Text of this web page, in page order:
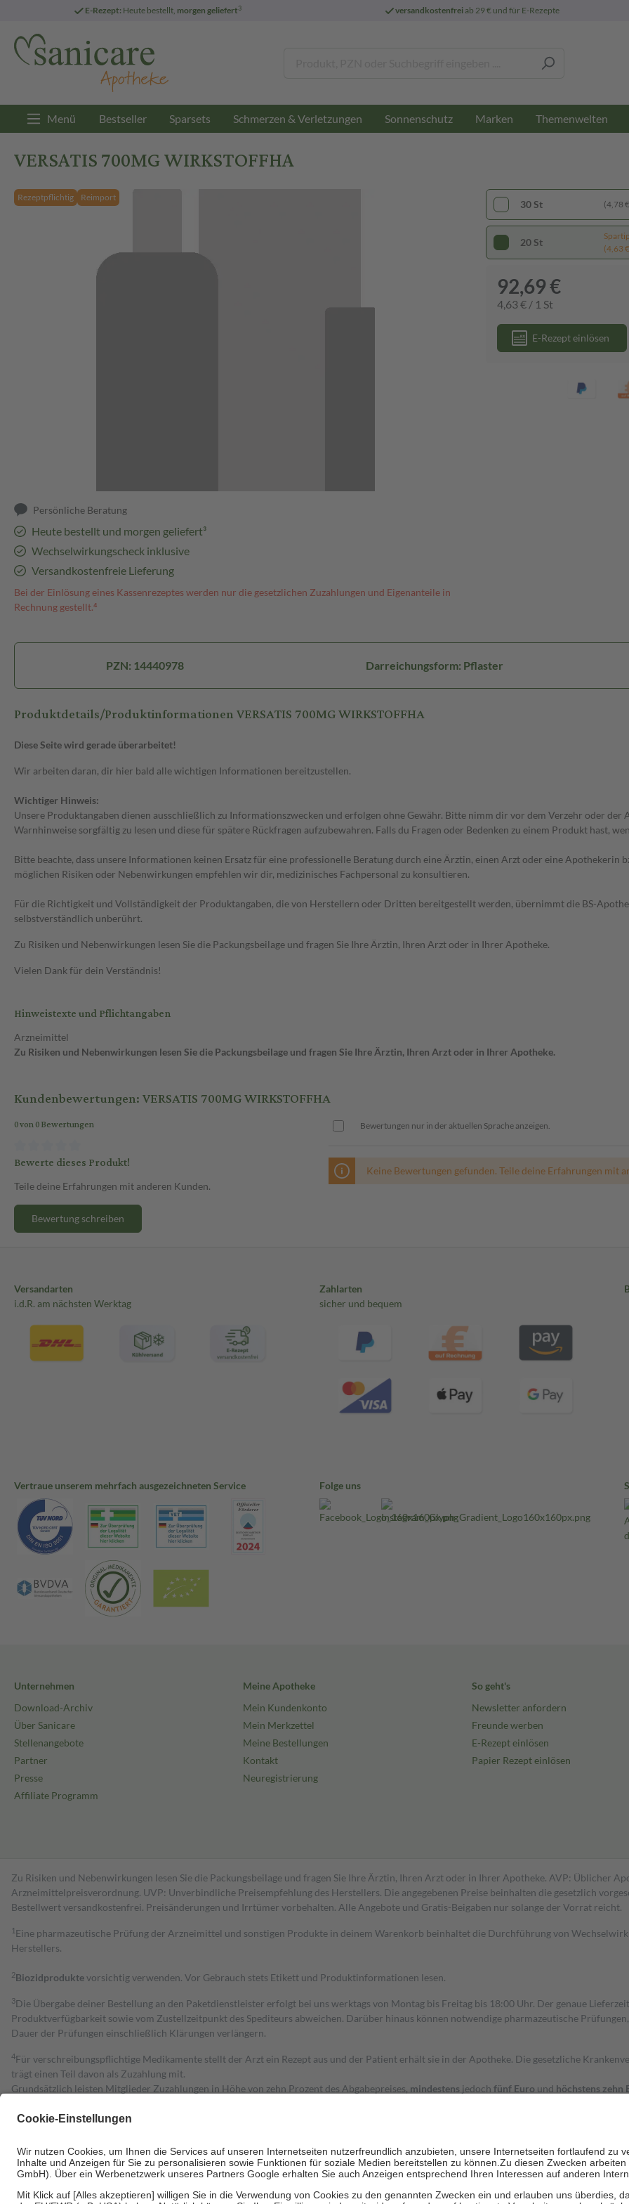
E-Rezept: Heute bestellt, morgen geliefert3 versandkostenfreiab 29 € und für E-Rezepte
Menü Bestseller Sparsets Schmerzen & Verletzungen Sonnenschutz Marken Themenwelten
VERSATIS 700MG WIRKSTOFFHA
Rezeptpflichtig Reimport
Persönliche Beratung
Heute bestellt und morgen geliefert³
Wechselwirkungscheck inklusive
Versandkostenfreie Lieferung
Bei der Einlösung eines Kassenrezeptes werden nur die gesetzlichen Zuzahlungen und Eigenanteile in
Rechnung gestellt.⁴
30 St (4,78
20 St
(4,63
92,69 €
4,63 € / 1 St
E-Rezept einlösen
PZN: 14440978 Darreichungsform: Pflaster
Produktdetails/Produktinformationen VERSATIS 700MG WIRKSTOFFHA
Diese Seite wird gerade überarbeitet!
Wir arbeiten daran, dir hier bald alle wichtigen Informationen bereitzustellen.
Wichtiger Hinweis:
Unsere Produktangaben dienen ausschließlich zu Informationszwecken und erfolgen ohne Gewähr. Bitte nimm dir vor dem Verzehr oder
Warnhinweise sorgfältig zu lesen und diese für spätere Rückfragen aufzubewahren. Falls du Fragen oder Bedenken zu einem Produkt hast,
Bitte beachte, dass unsere Informationen keinen Ersatz für eine professionelle Beratung durch eine Ärztin, einen Arzt oder eine Apothekerin
möglichen Risiken oder Nebenwirkungen empfehlen wir dir, medizinisches Fachpersonal zu konsultieren.
Für die Richtigkeit und Vollständigkeit der Produktangaben, die von Herstellern oder Dritten bereitgestellt werden, übernimmt die BS-
selbstverständlich unberührt.
Zu Risiken und Nebenwirkungen lesen Sie die Packungsbeilage und fragen Sie Ihre Ärztin, Ihren Arzt oder in Ihrer Apotheke.
Vielen Dank für dein Verständnis!
Hinweistexte und Pflichtangaben
Arzneimittel
Zu Risiken und Nebenwirkungen lesen Sie die Packungsbeilage und fragen Sie Ihre Ärztin, Ihren Arzt oder in Ihrer Apotheke.
Kundenbewertungen: VERSATIS 700MG WIRKSTOFFHA
0 von 0 Bewertungen
Bewerte dieses Produkt!
Teile deine Erfahrungen mit anderen Kunden.
Bewertung schreiben
Bewertungen nur in der aktuellen Sprache anzeigen.
Keine Bewertungen gefunden. Teile deine Erfahrungen mit
Versandarten
i.d.R. am nächsten Werktag
Zahlarten
sicher und bequem
Vertraue unserem mehrfach ausgezeichneten Service Folge uns
Unternehmen
Download-Archiv
Über Sanicare
Stellenangebote
Partner
Presse
Affiliate Programm
Meine Apotheke
Mein Kundenkonto
Mein Merkzettel
Meine Bestellungen
Kontakt
Neuregistrierung
So geht's
Newsletter anfordern
Freunde werben
E-Rezept einlösen
Papier Rezept einlösen
Zu Risiken und Nebenwirkungen lesen Sie die Packungsbeilage und fragen Sie Ihre Ärztin, Ihren Arzt oder in Ihrer Apotheke. AVP: Üblicher
Arzneimittelpreisverordnung. UVP: Unverbindliche Preisempfehlung des Herstellers. Die angegebenen Preise beinhalten die gesetzlich
Bestell­wert versand­kosten­frei. Preisänderungen und Irrtümer vorbehalten. Alle Angebote und Gratis-Beigaben nur solange der Vorrat reicht.
1 Eine pharmazeutische Prüfung der Arzneimittel und sonstigen Produkte in deinem Warenkorb beinhaltet die Durchführung von
Herstellers.
2Biozidproduktevorsichtig verwenden. Vor Gebrauch stets Etikett und Produktinformationen lesen.
3Die Übergabe deiner Bestellung an den Paketdienstleister erfolgt bei uns werktags von Montag bis Freitag bis 18:00 Uhr. Der genaue
Produktverfügbarkeit sowie vom Zustellzeitpunkt des Spediteurs abweichen. Darüber hinaus können notwendige pharmazeutische
Dauer der Prüfungen einschließlich Klärungen verlängern.
4Für verschreibungspflichtige Medikamente stellt der Arzt ein Rezept aus und der Patient erhält sie in der Apotheke. Die gesetzliche
trägt einen Teil davon als Zuzahlung mit.
Grundsätzlich leisten Mitglieder Zuzahlungen in Höhe von zehn Prozent des Abgabepreises, mindestens jedoch fünf Euro und höchstens zehn
Diese Regeln gelten grundsätzlich auch für Online-Apotheken.
Um das Engagement der Versicherten für ihre eigene Gesundheit zu stärken und die besondere Stellung der Familie zu unterstützen, fallen
• Kindern und Jugendlichen bis zum vollendeten 18. Lebensjahr mit Ausnahme der Fahrkosten
• Untersuchungen zur Vorsorge und Früherkennung, die von der GKV getragen werden
• empfohlenen Schutzimpfungen